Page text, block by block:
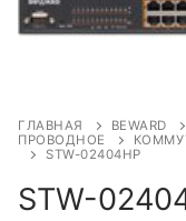
ГЛАВНАЯ BEWARD
ПРОВОДНОЕ
STW-02404HP
STW-